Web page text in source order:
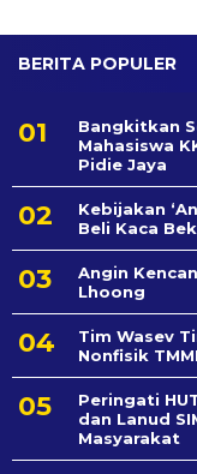
BERITA POPULER
Bangkitkan
Mahasiswa
Pidie Jaya
Kebijakan
Beli Kaca
Angin
Lhoong
Tim Wasev
Nonfisik
Peringati
dan Lanud
Masyarakat